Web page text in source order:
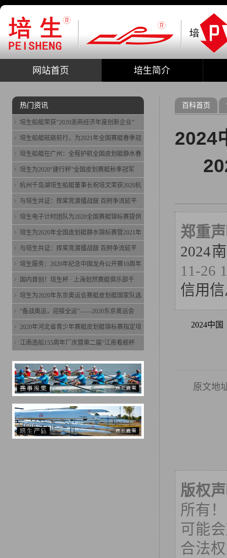
网站首页 培生简介
百科首页
2024
郑重
2024
11-26
信用
2024中
原文地
版权
所有
可能
合法
热门资讯
培生船艇荣获“2020浙商经济年度创新企业”
培生船艇砥砺前行，为2021年全国赛艇春季冠
培生船艇在广州：全程护航全国皮划艇静水春
培生为2020“建行杯”全国皮划赛艇秋季冠军
杭州千岛湖培生船艇董事长祝培文荣获2020杭
与培生共证：挥桨竞渡擂战鼓 百舸争流延平
培生电子计时团队为2020全国赛艇锦标赛提供
培生为2020年全国皮划艇静水锦标赛暨2021年
与培生共证：挥桨竞渡擂战鼓 百舸争流延平
培生服务：2020年纪念中国龙舟公开赛10周年
国内首创！培生杯 · 上海划然赛艇俱乐部千
培生为2020年东京奥运会赛艇皮划艇国家队选
“备战奥运，迎接全运”——2020东京奥运会
2020年河北省青少年赛艇皮划艇锦标赛指定培
江南造船155周年厂庆暨第二届“江南看舰杯